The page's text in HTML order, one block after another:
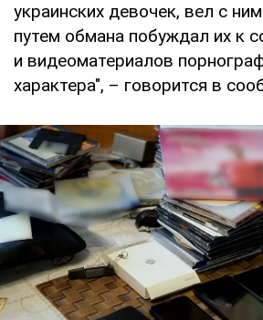
украинских девочек, вел с
путем обмана побуждал их к
и видеоматериалов
характера", – говорится в